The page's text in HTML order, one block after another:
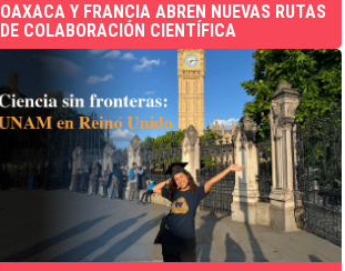
OAXACA Y FRANCIA ABREN NUEVAS RUTAS
DE COLABORACIÓN CIENTÍFICA